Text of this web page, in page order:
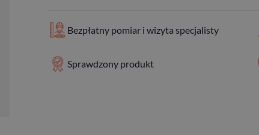
Bezpłatny pomiar i wizyta specjalisty
Sprawdzony produkt